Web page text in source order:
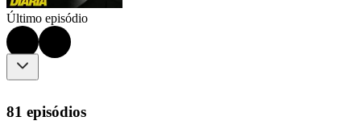
Último episódio
81 episódios